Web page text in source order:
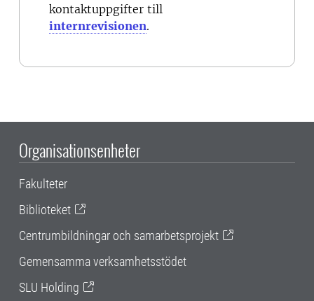
kontaktuppgifter till
internrevisionen.
Organisationsenheter
Fakulteter
Biblioteket
Centrumbildningar och samarbetsprojekt
Gemensamma verksamhetsstödet
SLU Holding